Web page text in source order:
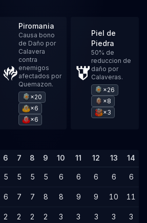
Piromania
Causa bono
de Daño por
Calavera
contra
enemigos
afectados por
Quemazon.
×20
×6
×6
Piel de
Piedra
50% de
reduccion de
daño por
Calaveras.
×26
×8
×3
6 7 8 9 10 11 12 13 14
5 5 5 5 6 6 6 6 6
6 7 7 8 8 9 9 10 11
2 2 2 2 3 3 3 3 3